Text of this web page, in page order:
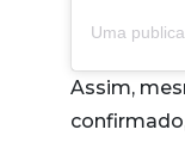
Assim,